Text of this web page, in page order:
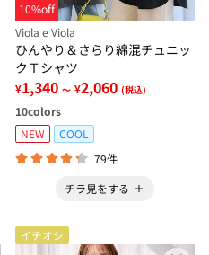
10%off
Viola e Viola
ひんやり＆さらり綿混チュニッ
クＴシャツ
¥1,340 ～ ¥2,060 (税込)
10colors
NEW
COOL
79件
チラ見をする
イチオシ